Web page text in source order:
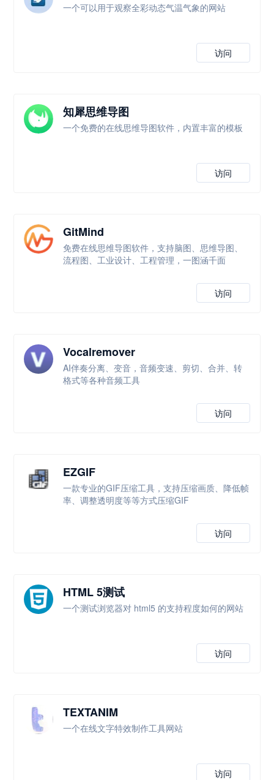
一个可以用于观察全彩动态气温气象的网站
访问
知犀思维导图
一个免费的在线思维导图软件，内置丰富的模板
访问
GitMind
免费在线思维导图软件，支持脑图、思维导图、
流程图、工业设计、工程管理，一图涵千面
访问
Vocalremover
AI伴奏分离、变音，音频变速、剪切、合并、转
格式等各种音频工具
访问
EZGIF
一款专业的GIF压缩工具，支持压缩画质、降低帧
率、调整透明度等等方式压缩GIF
访问
HTML 5测试
一个测试浏览器对 html5 的支持程度如何的网站
访问
TEXTANIM
一个在线文字特效制作工具网站
访问